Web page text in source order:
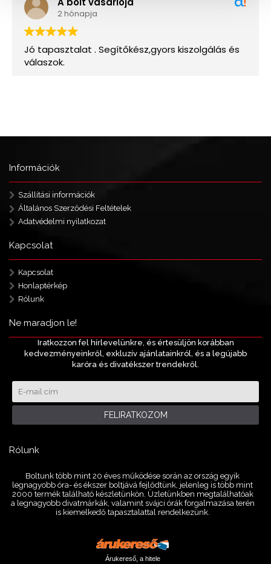
Információk
Szállítási információk
Általános Szerződési Feltételek
Adatvédelmi nyilatkozat
Kapcsolat
Kapcsolat
Honlaptérkép
Rólunk
Ne maradjon le!
Iratkozzon fel hírlevelünkre, és értesüljön korábban
kedvezményeinkről, exkluzív ajánlatainkról, és a legújabb
karóra és divatékszer trendekről.
FELIRATKOZOM
Rólunk
Boltunk több mint 20 éves működése során az ország egyik
legnagyobb óra- és ékszer boltjává fejlődtünk, jelenleg is több mint
2000 termék található készletünkön. Üzletünkben megtalálhatóak
a legnagyobb divatmárkák, valamint svájci órák forgalmazása terén
is kiemelkedő tapasztalattal rendelkezünk.
Árukereső, a hitele